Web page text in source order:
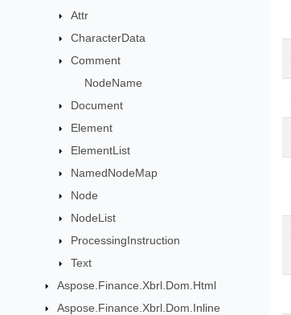
Attr
CharacterData
Comment
NodeName
Document
Element
ElementList
NamedNodeMap
Node
NodeList
ProcessingInstruction
Text
Aspose.Finance.Xbrl.Dom.Html
Aspose.Finance.Xbrl.Dom.Inline